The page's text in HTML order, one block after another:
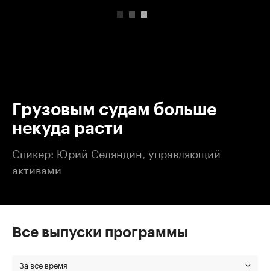
Грузовым судам больше
некуда расти
Спикер: Юрий Селяндин, управляющий
активами
Все выпуски программы
За все время